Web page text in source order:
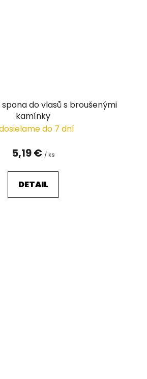
do vlasů s broušenými
kamínky
do 7 dní
5,19 € / ks
DETAIL